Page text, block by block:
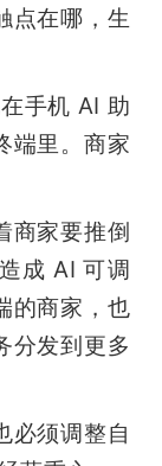
点在哪，生
手机 AI 助
端里。商家
商家要推倒
成 AI 可调
的商家，也
分发到更多
必须调整自